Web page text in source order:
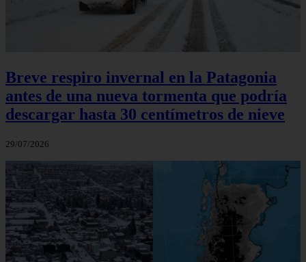
Breve respiro invernal en la Patagonia
antes de una nueva tormenta que podría
descargar hasta 30 centímetros de nieve
29/07/2026